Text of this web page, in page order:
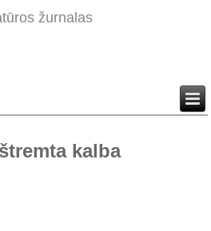
žurnalas
kalba